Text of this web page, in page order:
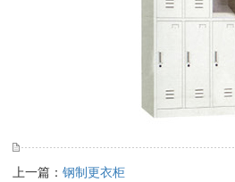
上一篇： 钢制更衣柜